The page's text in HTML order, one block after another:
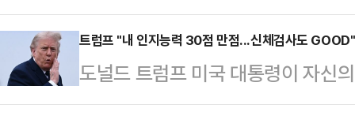
수도 있다”고 경고했다.이…
기다리고 있어라. 항상 그랬듯이 우
다.그러면서 그는 의회가 협상에 지
고 비판했다. 그는 “의회의 정치꾼
간섭하고 있다”고 …
봉쇄와 레바논 공격에 책임을 져야
프 의장은 1일(현지시간) 소셜미디
봉쇄와 학살을 일삼는 이스라엘 정
있지 않다는 명백한 증거”라며 “모
트럼프 "내 인지능력 30점 만점...신체검사도 GOOD"
도널드 트럼프 미국 대통령이 자신
령은 지난달 31일(현지시간) 자신